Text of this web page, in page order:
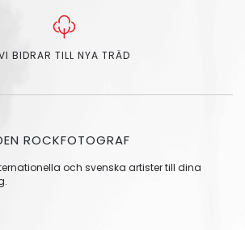
BIDRAR TILL NYA TRÄD
ROCKFOTOGRAF
och svenska artister till dina